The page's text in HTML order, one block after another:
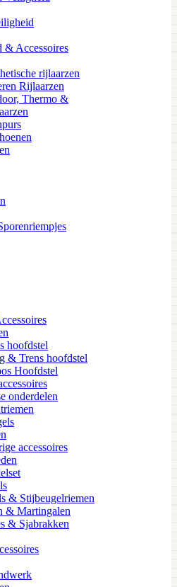
& Accessoires
rijlaarzen
Rijlaarzen
Thermo &
hoofdstel
& Trens hoofdstel
Hoofdstel
onderdelen
accessoires
& Stijbeugelriemen
& Martingalen
& Sjabrakken